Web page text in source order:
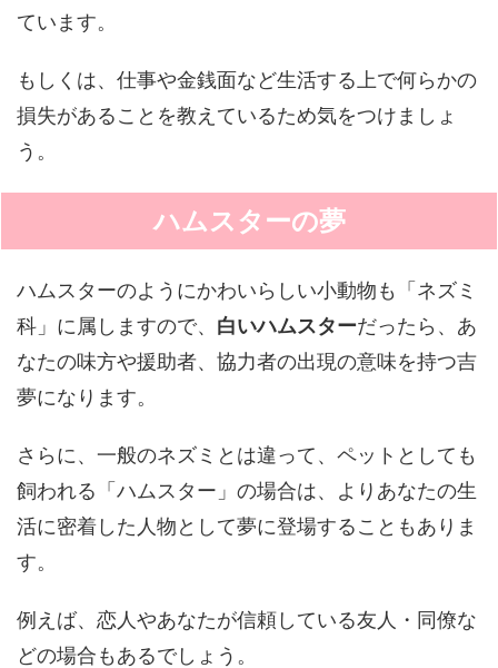
ています。
もしくは、仕事や金銭面など生活する上で何らかの
損失があることを教えているため気をつけましょ
う。
ハムスターの夢
ハムスターのようにかわいらしい小動物も「ネズミ
科」に属しますので、 白いハムスターだったら、あ
なたの味方や援助者、協力者の出現の意味を持つ吉
夢になります。
さらに、一般のネズミとは違って、ペットとしても
飼われる「ハムスター」の場合は、よりあなたの生
活に密着した人物として夢に登場することもありま
す。
例えば、恋人やあなたが信頼している友人・同僚な
どの場合もあるでしょう。